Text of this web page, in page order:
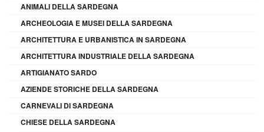
ANIMALI DELLA SARDEGNA
ARCHEOLOGIA E MUSEI DELLA SARDEGNA
ARCHITETTURA E URBANISTICA IN SARDEGNA
ARCHITETTURA INDUSTRIALE DELLA SARDEGNA
ARTIGIANATO SARDO
AZIENDE STORICHE DELLA SARDEGNA
CARNEVALI DI SARDEGNA
CHIESE DELLA SARDEGNA